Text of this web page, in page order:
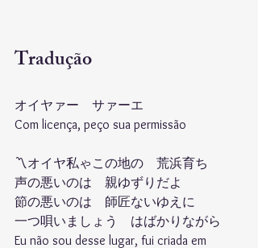
Tradução
オイヤァー　サァーエ
Com licença, peço sua permissão
〽︎オイヤ私ゃこの地の　荒浜育ち
声の悪いのは　親ゆずりだよ
節の悪いのは　師匠ないゆえに
一つ唄いましょう　はばかりながら
Eu não sou desse lugar, fui criada em